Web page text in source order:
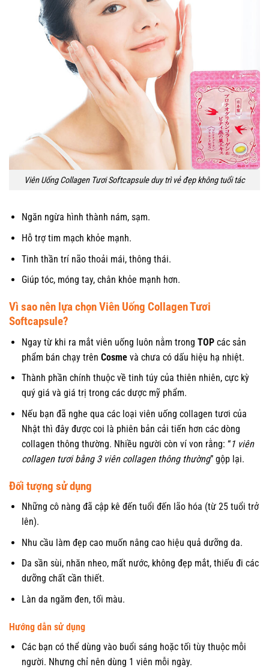
Viên Uống Collagen Tươi Softcapsule duy trì vẻ đẹp không tuổi tác
Ngăn ngừa hình thành nám, sạm.
Hỗ trợ tim mạch khỏe mạnh.
Tinh thần trí não thoải mái, thông thái.
Giúp tóc, móng tay, chân khỏe mạnh hơn.
Vì sao nên lựa chọn Viên Uống Collagen Tươi
Softcapsule?
Ngay từ khi ra mắt viên uống luôn nằm trong TOPcác sản
phẩm bán chạy trên Cosmevà chưa có dấu hiệu hạ nhiệt.
Thành phần chính thuộc về tinh túy của thiên nhiên, cực kỳ
quý giá và giá trị trong các dược mỹ phẩm.
Nếu bạn đã nghe qua các loại viên uống collagen tươi của
Nhật thì đây được coi là phiên bản cải tiến hơn các dòng
collagen thông thường. Nhiều người còn ví von rằng: “1 viên
collagen tươi bằng 3 viên collagen thông thường” gộp lại.
Đối tượng sử dụng
Những cô nàng đã cập kê đến tuổi đến lão hóa (từ 25 tuổi trở
lên).
Nhu cầu làm đẹp cao muốn nâng cao hiệu quả dưỡng da.
Da sần sùi, nhăn nheo, mất nước, không đẹp mắt, thiếu đi các
dưỡng chất cần thiết.
Làn da ngăm đen, tối màu.
Hướng dẫn sử dụng
Các bạn có thể dùng vào buổi sáng hoặc tối tùy thuộc mỗi
người. Nhưng chỉ nên dùng 1 viên mỗi ngày.